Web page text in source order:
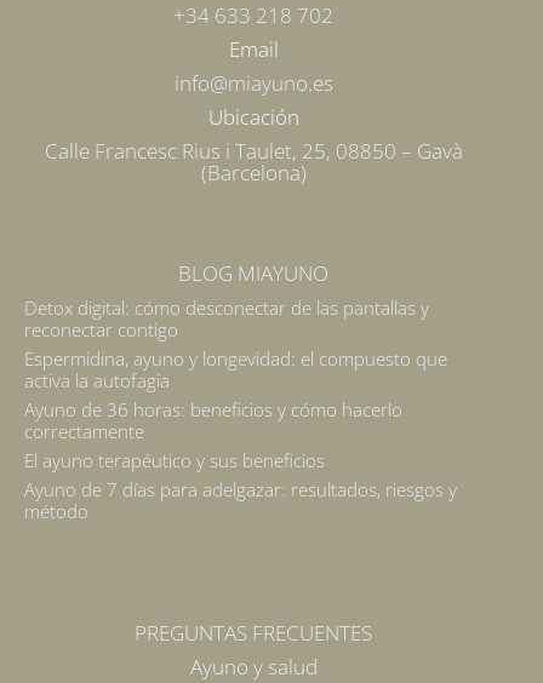
+34 633 218 702
Email
info@miayuno.es
Ubicación
Calle Francesc Rius i Taulet, 25, 08850 – Gavà
(Barcelona)
BLOG MIAYUNO
Detox digital: cómo desconectar de las pantallas y
reconectar contigo
Espermidina, ayuno y longevidad: el compuesto que
activa la autofagia
Ayuno de 36 horas: beneficios y cómo hacerlo
correctamente
El ayuno terapéutico y sus beneficios
Ayuno de 7 días para adelgazar: resultados, riesgos y
método
PREGUNTAS FRECUENTES
Ayuno y salud